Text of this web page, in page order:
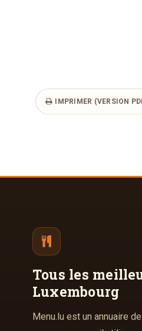
IMPRIMER (VERSION
Tous les
Luxembourg
Menu.lu est un annuaire